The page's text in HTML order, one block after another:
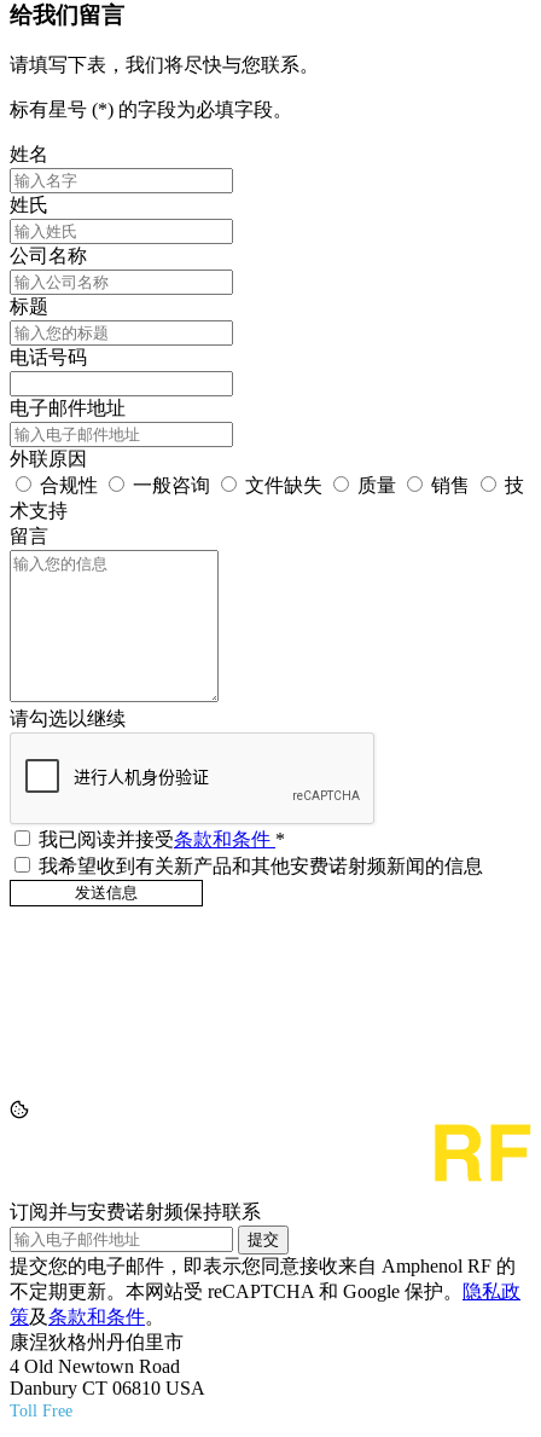
给我们留言
请填写下表，我们将尽快与您联系。
标有星号 (*) 的字段为必填字段。
姓名
姓氏
公司名称
标题
电话号码
电子邮件地址
外联原因
合规性
一般咨询 文件缺失 质量 销售
技
术支持
留言
请勾选以继续
我已阅读并接受条款和条件 *
我希望收到有关新产品和其他安费诺射频新闻的信息
订阅并与安费诺射频保持联系
提交
提交您的电子邮件，即表示您同意接收来自 Amphenol RF 的
不定期更新。本网站受 reCAPTCHA 和 Google 保护。
隐私政
策及条款和条件。
康涅狄格州丹伯里市
4 Old Newtown Road
Danbury CT 06810 USA
Toll Free